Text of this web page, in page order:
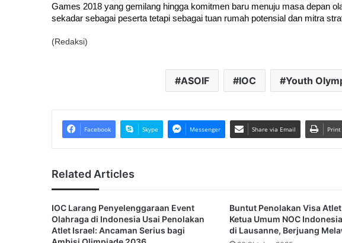
Games 2018 yang gemilang hingga komitmen baru menuju masa depan
sekadar sebagai peserta tetapi sebagai tuan rumah potensial dan mitra
(Redaksi)
ASOIF IOC Youth
Facebook Skype Messenger Share via Email Print
Related Articles
IOC Larang Penyelenggaraan Event
Olahraga di Indonesia Usai Penolakan
Atlet Israel: Ancaman Serius bagi
Buntut Penolakan Visa
Ketua Umum NOC
di Lausanne, Berjuang